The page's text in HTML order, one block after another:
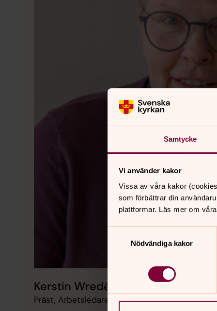
Samtycke
Vi använder kakor
Vissa av våra kakor
som förbättrar din
plattformar. Läs mer om
Nödvändiga kakor
Kerstin Wredén
Präst, Arbetsledare präster, Vetlanda pastorat